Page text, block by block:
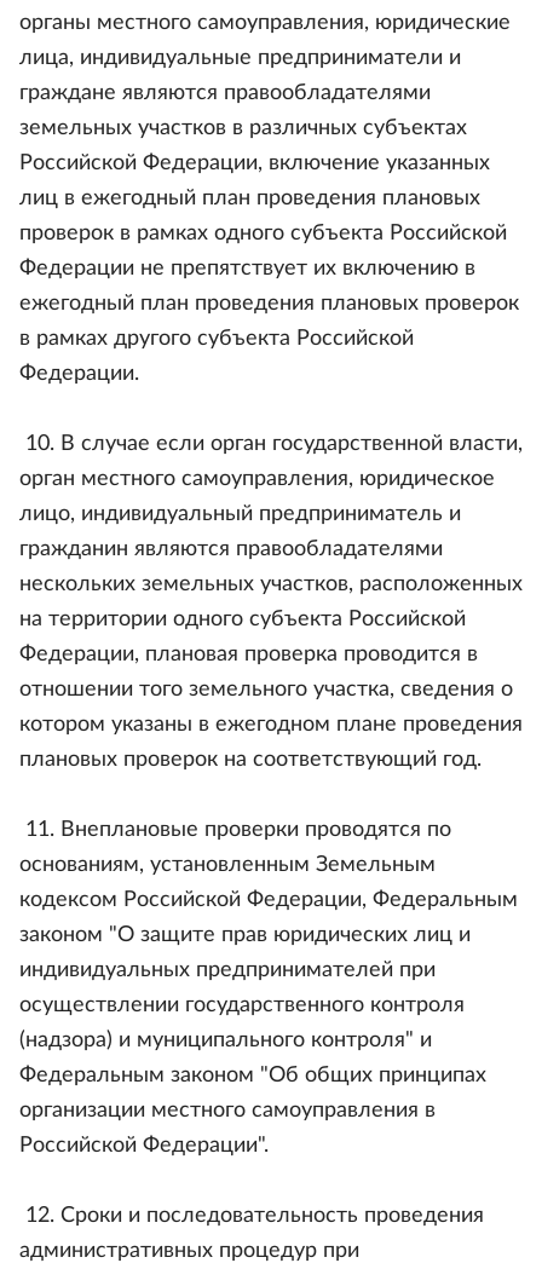
органы местного самоуправления, юридические
лица, индивидуальные предприниматели и
граждане являются правообладателями
земельных участков в различных субъектах
Российской Федерации, включение указанных
лиц в ежегодный план проведения плановых
проверок в рамках одного субъекта Российской
Федерации не препятствует их включению в
ежегодный план проведения плановых проверок
в рамках другого субъекта Российской
Федерации.
10. В случае если орган государственной власти,
орган местного самоуправления, юридическое
лицо, индивидуальный предприниматель и
гражданин являются правообладателями
нескольких земельных участков, расположенных
на территории одного субъекта Российской
Федерации, плановая проверка проводится в
отношении того земельного участка, сведения о
котором указаны в ежегодном плане проведения
плановых проверок на соответствующий год.
11. Внеплановые проверки проводятся по
основаниям, установленным Земельным
кодексом Российской Федерации, Федеральным
законом "О защите прав юридических лиц и
индивидуальных предпринимателей при
осуществлении государственного контроля
(надзора) и муниципального контроля" и
Федеральным законом "Об общих принципах
организации местного самоуправления в
Российской Федерации".
12. Сроки и последовательность проведения
административных процедур при